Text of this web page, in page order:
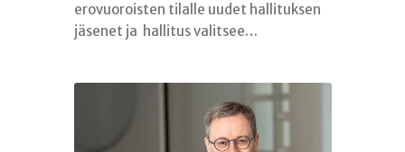
erovuoroisten tilalle uudet hallituksen
jäsenet ja hallitus valitsee…